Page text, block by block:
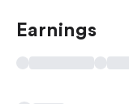
Earnings